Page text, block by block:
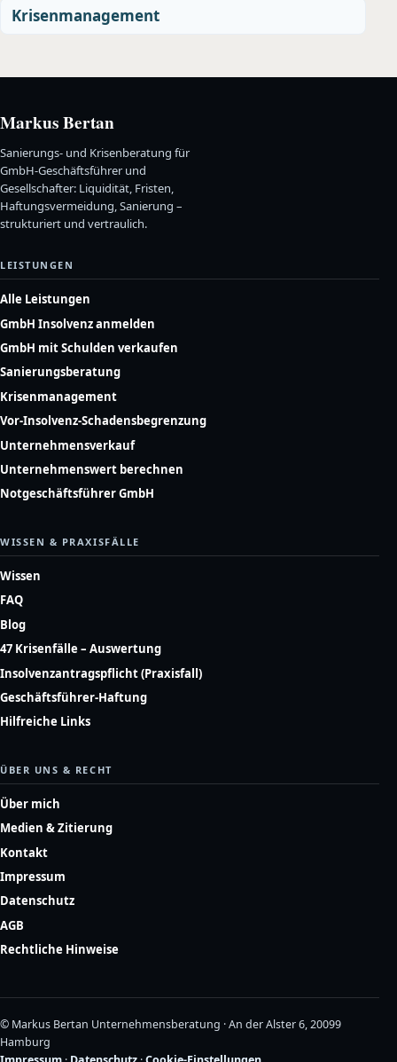
Krisenmanagement
Markus Bertan
Sanierungs- und Krisenberatung für
GmbH-Geschäftsführer und
Gesellschafter: Liquidität, Fristen,
Haftungsvermeidung, Sanierung –
strukturiert und vertraulich.
LEISTUNGEN
Alle Leistungen
GmbH Insolvenz anmelden
GmbH mit Schulden verkaufen
Sanierungsberatung
Krisenmanagement
Vor-Insolvenz-Schadensbegrenzung
Unternehmensverkauf
Unternehmenswert berechnen
Notgeschäftsführer GmbH
WISSEN & PRAXISFÄLLE
Wissen
FAQ
Blog
47 Krisenfälle – Auswertung
Insolvenzantragspflicht (Praxisfall)
Geschäftsführer-Haftung
Hilfreiche Links
ÜBER UNS & RECHT
Über mich
Medien & Zitierung
Kontakt
Impressum
Datenschutz
AGB
Rechtliche Hinweise
© Markus Bertan Unternehmensberatung · An der Alster 6, 20099
Hamburg